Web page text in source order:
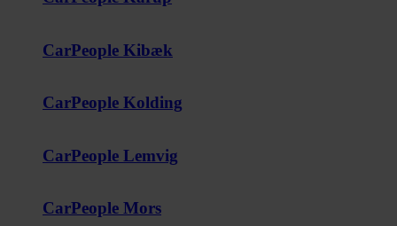
CarPeople Kibæk
CarPeople Kolding
CarPeople Lemvig
CarPeople Mors